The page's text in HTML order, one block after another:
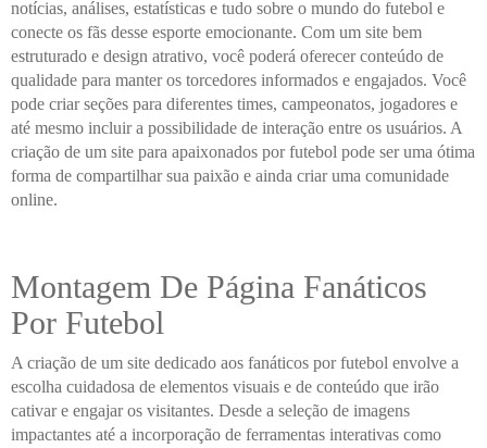
notícias, análises, estatísticas e tudo sobre o mundo do futebol e
conecte os fãs desse esporte emocionante. Com um site bem
estruturado e design atrativo, você poderá oferecer conteúdo de
qualidade para manter os torcedores informados e engajados. Você
pode criar seções para diferentes times, campeonatos, jogadores e
até mesmo incluir a possibilidade de interação entre os usuários. A
criação de um site para apaixonados por futebol pode ser uma ótima
forma de compartilhar sua paixão e ainda criar uma comunidade
online.
Montagem De Página Fanáticos
Por Futebol
A criação de um site dedicado aos fanáticos por futebol envolve a
escolha cuidadosa de elementos visuais e de conteúdo que irão
cativar e engajar os visitantes. Desde a seleção de imagens
impactantes até a incorporação de ferramentas interativas como